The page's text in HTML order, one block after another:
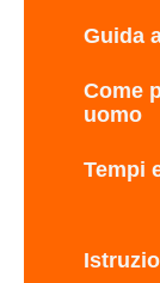
Guida
Come
uomo
Tempi